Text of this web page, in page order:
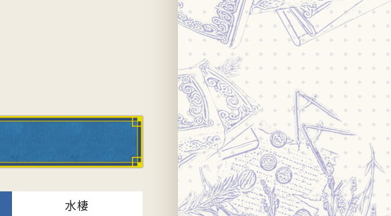
水棲